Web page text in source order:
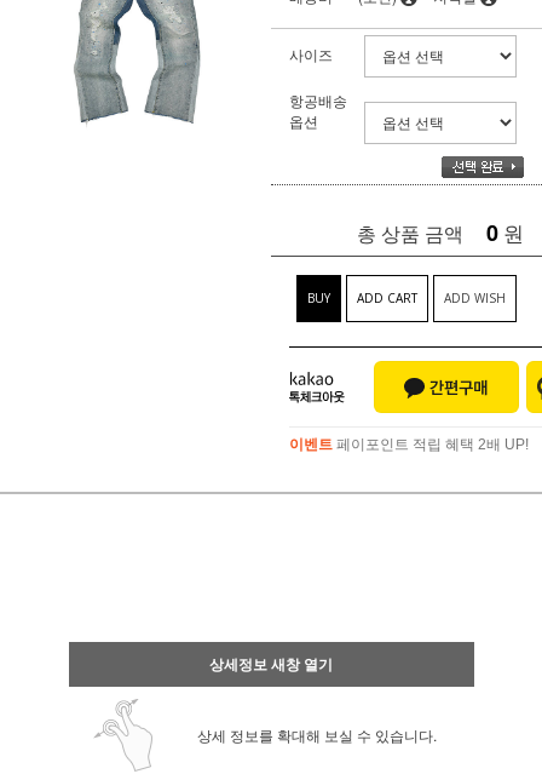
사이즈
항공배송
옵션
총 상품 금액 0 원
BUY ADD CART ADD WISH
이벤트 페이포인트 적립 혜택 2배 UP!
상세정보 새창 열기
상세 정보를 확대해 보실 수 있습니다.